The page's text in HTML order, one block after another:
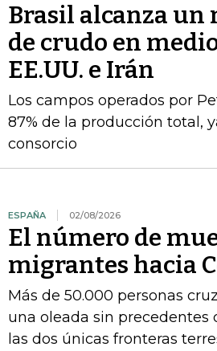
Brasil alcanza un
de crudo en
EE.UU. e Irán
Los campos operados por
87% de la producción total,
consorcio
ESPAÑA 02/08/2026
El número de
migrantes hacia
Más de 50.000 personas
una oleada sin precedentes
las dos únicas fronteras